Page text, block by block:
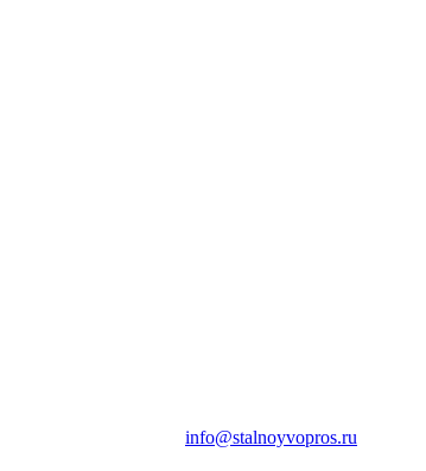
info@stalnoyvopros.ru